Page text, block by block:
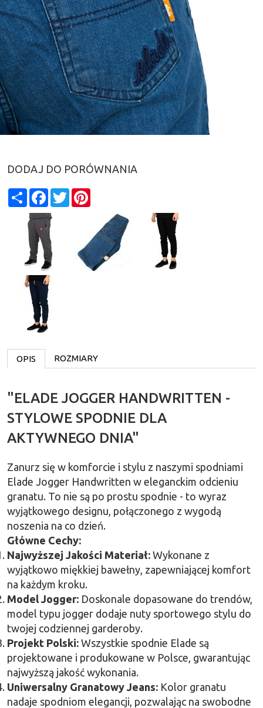
DODAJ DO PORÓWNANIA
ShareFacebook
Twitter
OPIS ROZMIARY
"ELADE JOGGER HANDWRITTEN -
STYLOWE SPODNIE DLA
AKTYWNEGO DNIA"
Zanurz się w komforcie i stylu z naszymi spodniami
Elade Jogger Handwritten w eleganckim odcieniu
granatu. To nie są po prostu spodnie - to wyraz
wyjątkowego designu, połączonego z wygodą
noszenia na co dzień.
Główne Cechy:
Najwyższej Jakości Materiał: Wykonane z
wyjątkowo miękkiej bawełny, zapewniającej komfort
na każdym kroku.
Model Jogger: Doskonale dopasowane do trendów,
model typu jogger dodaje nuty sportowego stylu do
twojej codziennej garderoby.
Projekt Polski: Wszystkie spodnie Elade są
projektowane i produkowane w Polsce, gwarantując
najwyższą jakość wykonania.
Uniwersalny Granatowy Jeans: Kolor granatu
nadaje spodniom elegancji, pozwalając na swobodne